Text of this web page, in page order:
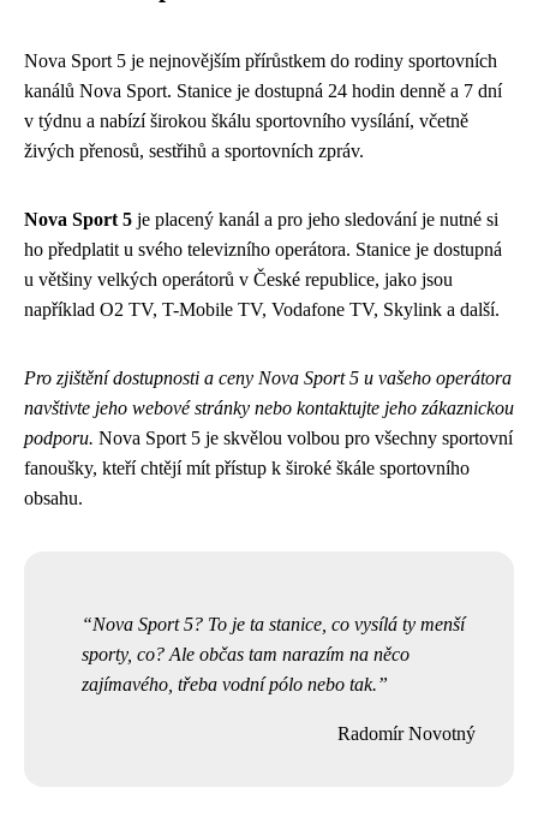
Nova Sport 5 je nejnovějším přírůstkem do rodiny sportovních
kanálů Nova Sport. Stanice je dostupná 24 hodin denně a 7 dní
v týdnu a nabízí širokou škálu sportovního vysílání, včetně
živých přenosů, sestřihů a sportovních zpráv.
Nova Sport 5 je placený kanál a pro jeho sledování je nutné si
ho předplatit u svého televizního operátora. Stanice je dostupná
u většiny velkých operátorů v České republice, jako jsou
například O2 TV, T-Mobile TV, Vodafone TV, Skylink a další.
Pro zjištění dostupnosti a ceny Nova Sport 5 u vašeho operátora
navštivte jeho webové stránky nebo kontaktujte jeho zákaznickou
podporu. Nova Sport 5 je skvělou volbou pro všechny sportovní
fanoušky, kteří chtějí mít přístup k široké škále sportovního
obsahu.
Nova Sport 5? To je ta stanice, co vysílá ty menší
sporty, co? Ale občas tam narazím na něco
zajímavého, třeba vodní pólo nebo tak.
Radomír Novotný